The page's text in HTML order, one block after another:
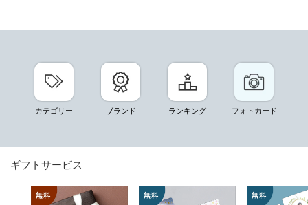
カテゴリー ブランド ランキング フォトカード
ギフトサービス